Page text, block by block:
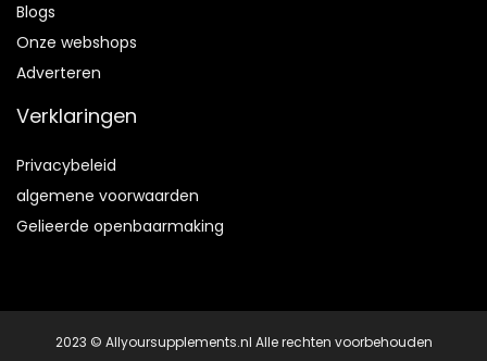
Blogs
Onze webshops
Adverteren
Verklaringen
Privacybeleid
algemene voorwaarden
Gelieerde openbaarmaking
2023 © Allyoursupplements.nl Alle rechten voorbehouden